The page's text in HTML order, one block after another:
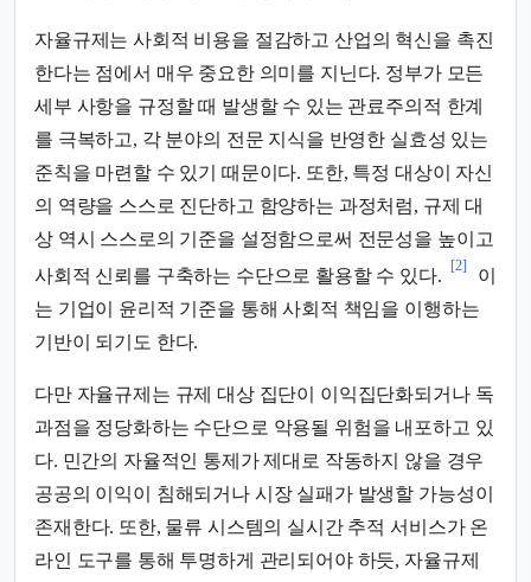
자율규제는 사회적 비용을 절감하고 산업의 혁신을 촉진
한다는 점에서 매우 중요한 의미를 지닌다. 정부가 모든
세부 사항을 규정할 때 발생할 수 있는 관료주의적 한계
를 극복하고, 각 분야의 전문 지식을 반영한 실효성 있는
준칙을 마련할 수 있기 때문이다. 또한, 특정 대상이 자신
의 역량을 스스로 진단하고 함양하는 과정처럼, 규제 대
상 역시 스스로의 기준을 설정함으로써 전문성을 높이고
사회적 신뢰를 구축하는 수단으로 활용할 수 있다.
[2]
이
는 기업이 윤리적 기준을 통해 사회적 책임을 이행하는
기반이 되기도 한다.
다만 자율규제는 규제 대상 집단이 이익집단화되거나 독
과점을 정당화하는 수단으로 악용될 위험을 내포하고 있
다. 민간의 자율적인 통제가 제대로 작동하지 않을 경우
공공의 이익이 침해되거나 시장 실패가 발생할 가능성이
존재한다. 또한, 물류 시스템의 실시간 추적 서비스가 온
라인 도구를 통해 투명하게 관리되어야 하듯, 자율규제